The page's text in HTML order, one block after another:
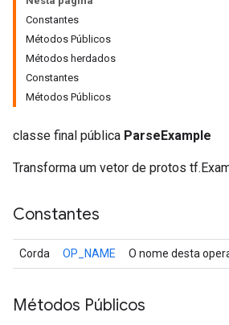
Constantes
Métodos Públicos
Métodos herdados
Constantes
Métodos Públicos
classe final pública ParseExample
Transforma um vetor de protos
Constantes
Corda OP_NAME O nome desta
Métodos Públicos